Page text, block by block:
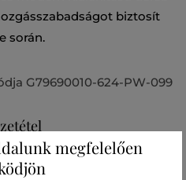
biztosít
során.
G79690010-624-PW-099
megfelelően